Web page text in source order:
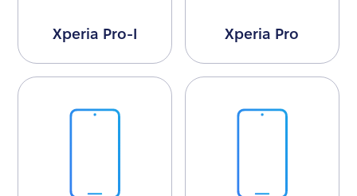
Xperia Pro-I Xperia Pro